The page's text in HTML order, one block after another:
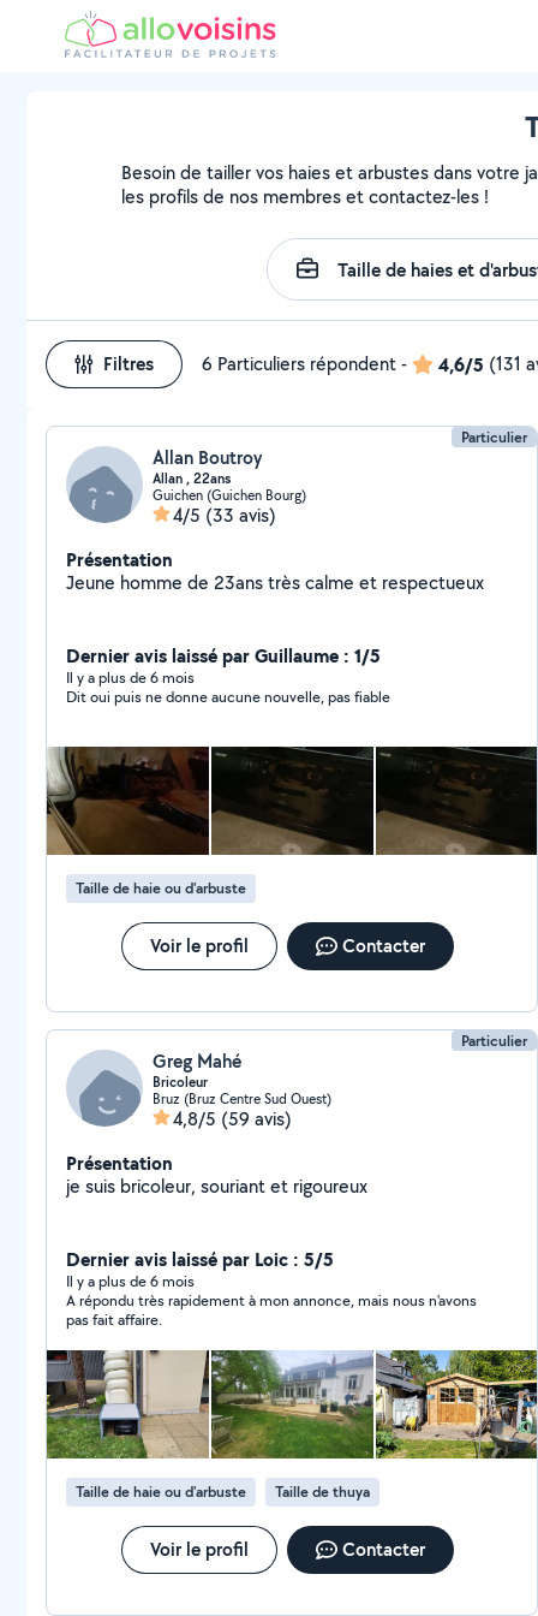
Besoin de tailler vos haies et arbustes dans votre
les profils de nos membres et contactez-les !
Filtres 6 Particuliers répondent- 4,6/5 (131
Particulier
Allan Boutroy
Allan , 22ans
Guichen (Guichen Bourg)
4/5 (33 avis)
Présentation
Jeune homme de 23ans très calme et respectueux
Dernier avis laissé par Guillaume : 1/5
Il y a plus de 6 mois
Dit oui puis ne donne aucune nouvelle, pas fiable
Taille de haie ou d'arbuste
Voir le profil Contacter
Particulier
Greg Mahé
Bricoleur
Bruz (Bruz Centre Sud Ouest)
4,8/5 (59 avis)
Présentation
je suis bricoleur, souriant et rigoureux
Dernier avis laissé par Loic : 5/5
Il y a plus de 6 mois
A répondu très rapidement à mon annonce, mais nous n'avons
pas fait affaire.
Taille de haie ou d'arbuste Taille de thuya
Voir le profil Contacter